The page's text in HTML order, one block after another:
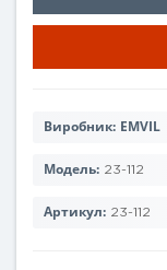
Виробник: EMVIL
Модель: 23-112
Артикул: 23-112